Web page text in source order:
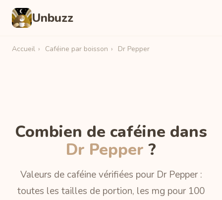
Unbuzz
Accueil › Caféine par boisson › Dr Pepper
Combien de caféine dans
Dr Pepper ?
Valeurs de caféine vérifiées pour Dr Pepper :
toutes les tailles de portion, les mg pour 100